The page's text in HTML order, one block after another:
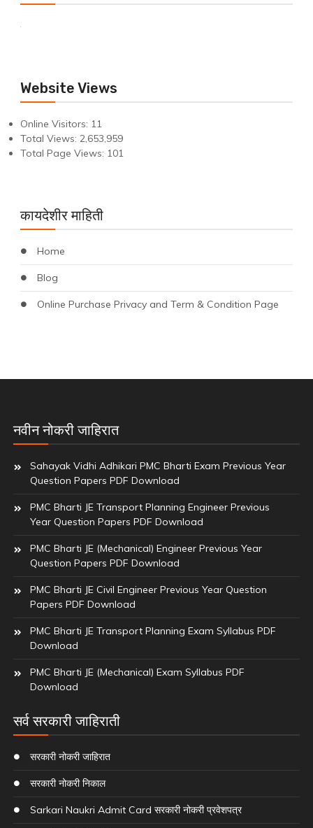
Website Views
Online Visitors: 11
Total Views: 2,653,959
Total Page Views: 101
कायदेशीर माहिती
Home
Blog
Online Purchase Privacy and Term & Condition Page
नवीन नोकरी जाहिरात
Sahayak Vidhi Adhikari PMC Bharti Exam Previous Year
Question Papers PDF Download
PMC Bharti JE Transport Planning Engineer Previous
Year Question Papers PDF Download
PMC Bharti JE (Mechanical) Engineer Previous Year
Question Papers PDF Download
PMC Bharti JE Civil Engineer Previous Year Question
Papers PDF Download
PMC Bharti JE Transport Planning Exam Syllabus PDF
Download
PMC Bharti JE (Mechanical) Exam Syllabus PDF
Download
सर्व सरकारी जाहिराती
सरकारी नोकरी जाहिरात
सरकारी नोकरी निकाल
Sarkari Naukri Admit Card सरकारी नोकरी प्रवेशपत्र